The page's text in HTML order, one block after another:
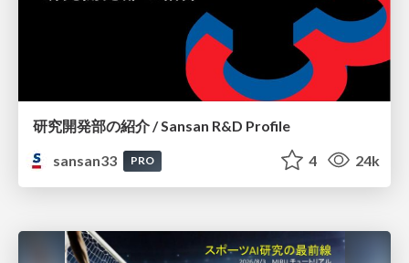
研究開発部の紹介 / Sansan R&D Profile
sansan33
PRO 4 24k